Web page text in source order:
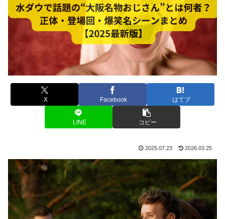
X Facebook はてブ
LINE コピー
2025.07.23 2026.03.25